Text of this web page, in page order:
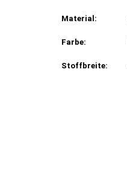
Material:
Farbe:
Stoffbreite: